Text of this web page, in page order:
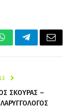
WhatsAppTelegramEmail
ΣΚΟΥΡΑΣ –